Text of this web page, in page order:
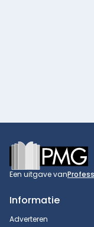
Footer
Een uitgave van
Informatie
Adverteren